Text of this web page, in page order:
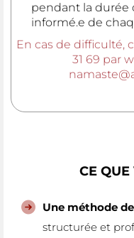
pendant la durée
informé.e de
En cas de difficulté,
31 69 par
CE
Une méthode
structurée et